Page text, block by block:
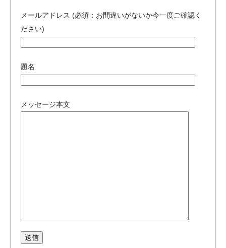
メールアドレス (必須：お間違いがないか今一度ご確認く
ださい)
題名
メッセージ本文